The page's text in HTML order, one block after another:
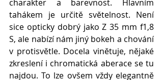
charakter a barevnost. Hlavním
tahákem je určitě světelnost. Není
sice opticky dobrý jako Z 35 mm f1,8
S, ale nabízí nám jiný bokeh a chování
v protisvětle. Docela vinětuje, nějaké
zkreslení i chromatická aberace se tu
najdou. To lze ovšem vždy elegantně